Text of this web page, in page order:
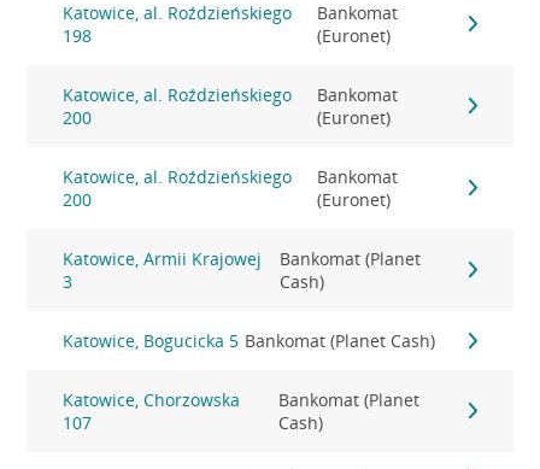
Katowice, al. Roździeńskiego
198
Bankomat
(Euronet)
Katowice, al. Roździeńskiego
200
Bankomat
(Euronet)
Katowice, al. Roździeńskiego
200
Bankomat
(Euronet)
Katowice, Armii Krajowej
3
Bankomat (Planet
Cash)
Katowice, Bogucicka 5 Bankomat (Planet Cash)
Katowice, Chorzowska
107
Bankomat (Planet
Cash)